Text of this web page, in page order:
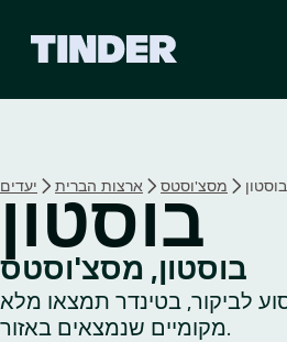
ש
ל
נ
ר
יעדים ארצות הברית מסצ'וסטס בוסטון בוסטון
בוסטון, מסצ'וסטס
לביקור, בטינדר תמצאו מלא
מקומיים שנמצאים באזור.